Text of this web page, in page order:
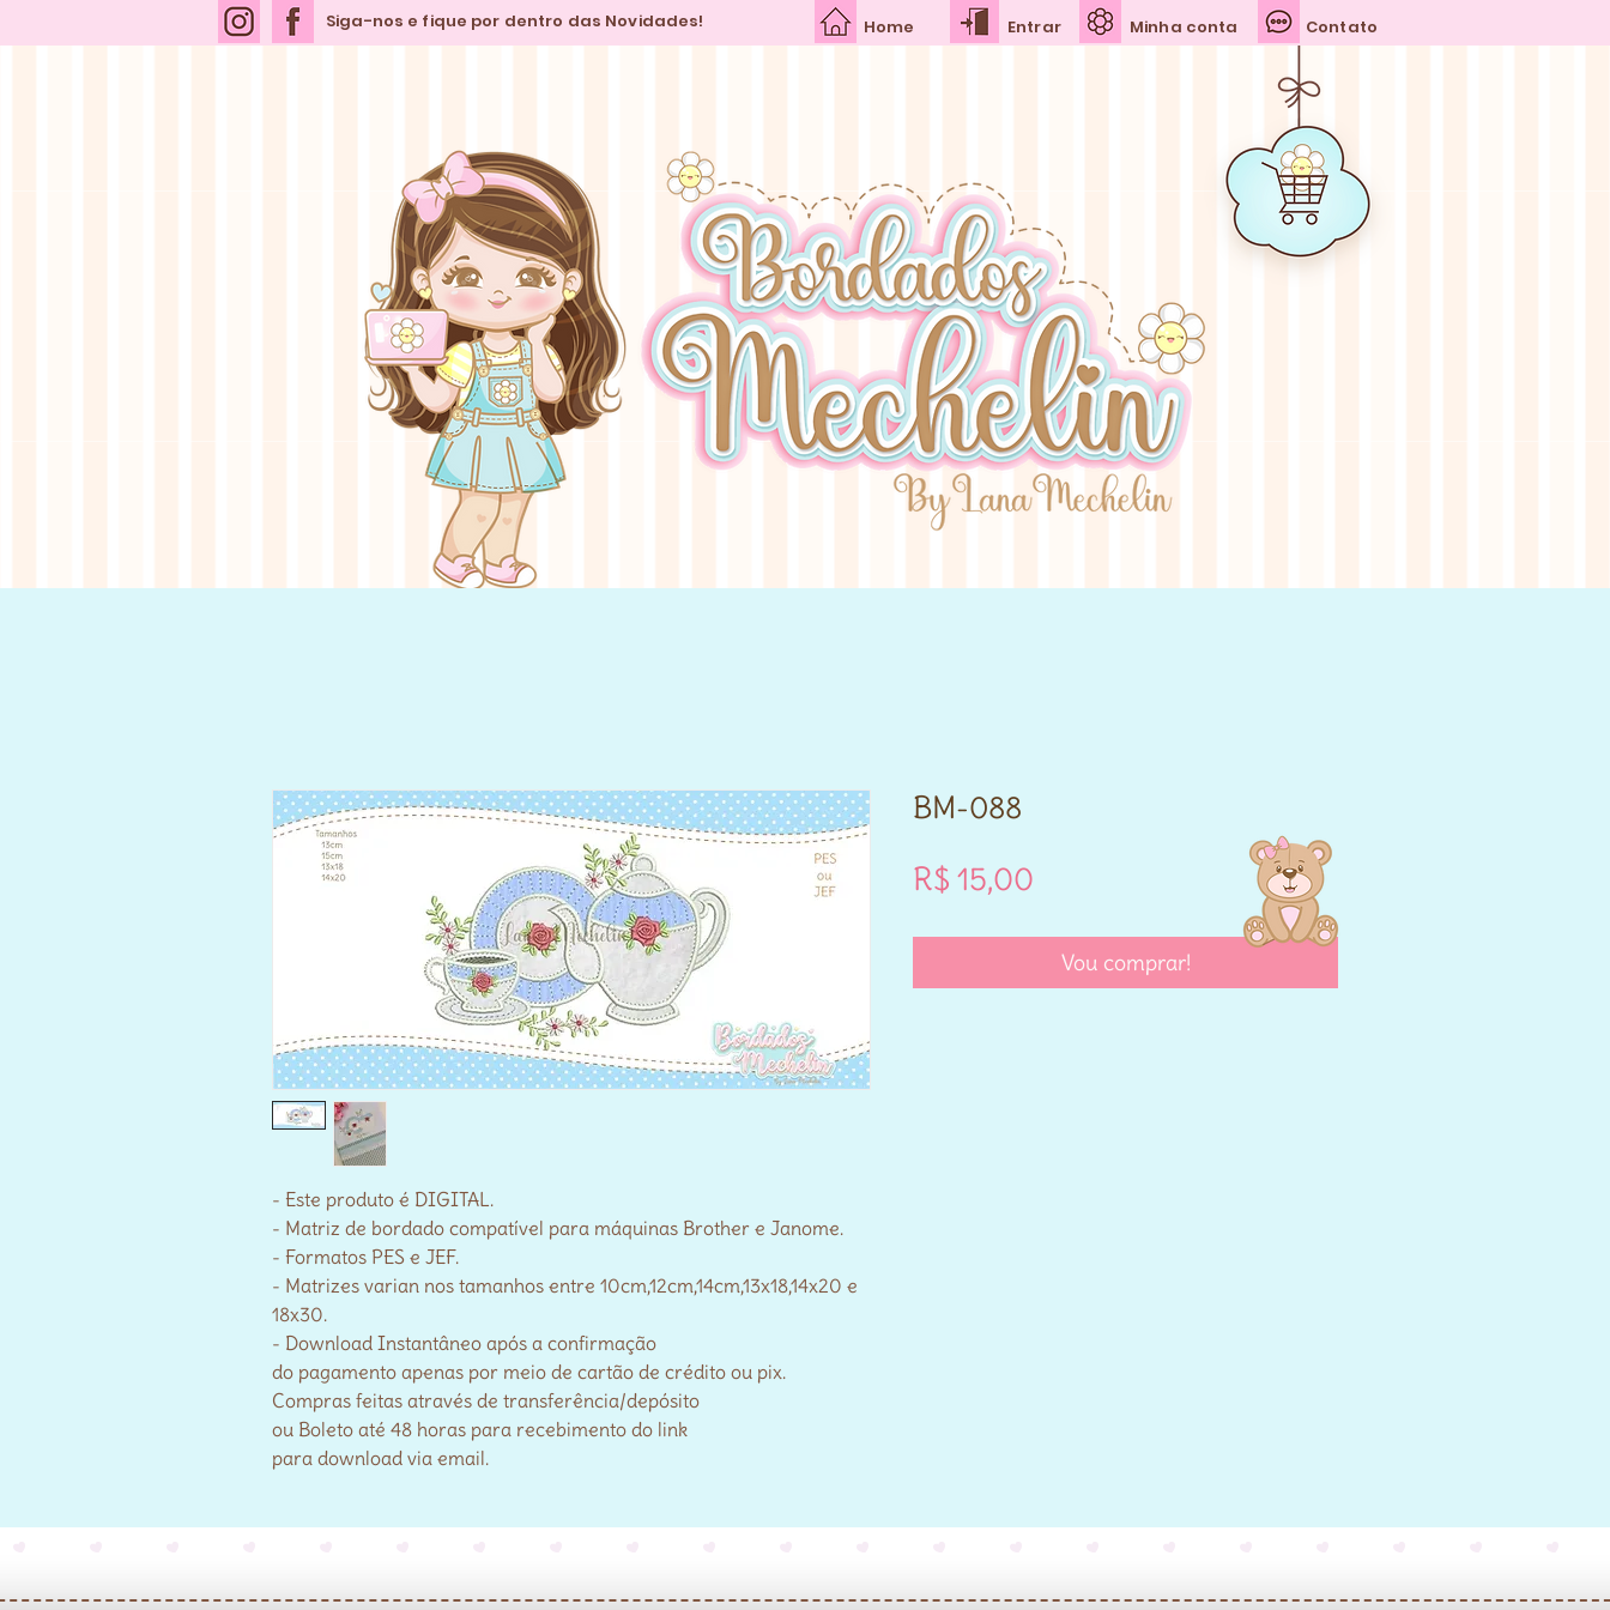
Siga-nos e fique por dentro das Novidades! Home Entrar Minha conta Contato
- Este produto é DIGITAL.
- Matriz de bordado compatível para máquinas Brother e Janome.
- Formatos PES e JEF.
- Matrizes varian nos tamanhos entre 10cm,12cm,14cm,13x18,14x20 e
18x30.
- Download Instantâneo após a confirmação
do pagamento apenas por meio de cartão de crédito ou pix.
Compras feitas através de transferência/depósito
ou Boleto até 48 horas para recebimento do link
para download via email.
BM-088
R$ 15,00
Vou comprar!